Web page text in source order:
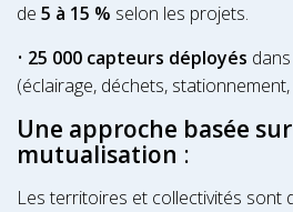
de 5 à 15 % selon les projets.
• 25 000 capteurs déployés
(éclairage, déchets, stationnement,
Une approche basée
mutualisation :
Les territoires et collectivités sont